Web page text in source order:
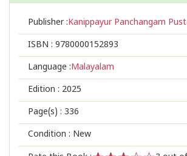
Publisher :Kanippayur Panchangam
ISBN : 9780000152893
Language :Malayalam
Edition : 2025
Page(s) : 336
Condition : New